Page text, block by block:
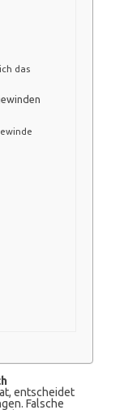
das
entscheidet
Falsche